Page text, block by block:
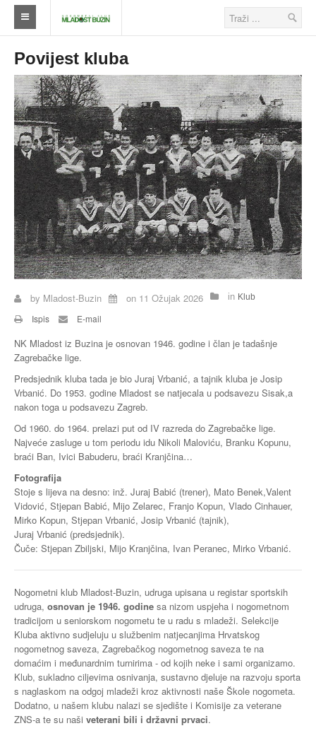
Naslovna
Klub
Škola nogometa
Ostalo
Klub
Novosti
Seniori
Škola nogometa
Veterani
Buzin
Povijest kluba
by Mladost-Buzin on 11 Ožujak 2026 in Klub
Ispis E-mail
NK Mladost iz Buzina je osnovan 1946. godine i član je tadašnje
Zagrebačke lige.
Predsjednik kluba tada je bio Juraj Vrbanić, a tajnik kluba je Josip
Vrbanić. Do 1953. godine Mladost se natjecala u podsavezu Sisak,a
nakon toga u podsavezu Zagreb.
Od 1960. do 1964. prelazi put od IV razreda do Zagrebačke lige.
Najveće zasluge u tom periodu idu Nikoli Maloviću, Branku Kopunu,
braći Ban, Ivici Babuderu, braći Kranjčina…
Fotografija
Stoje s lijeva na desno: inž. Juraj Babić (trener), Mato Benek,Valent
Vidović, Stjepan Babić, Mijo Zelarec, Franjo Kopun, Vlado Cinhauer,
Mirko Kopun, Stjepan Vrbanić, Josip Vrbanić (tajnik),
Juraj Vrbanić (predsjednik).
Čuče: Stjepan Zbiljski, Mijo Kranjčina, Ivan Peranec, Mirko Vrbanić.
Nogometni klub Mladost-Buzin, udruga upisana u registar sportskih
udruga, osnovan je 1946. godine sa nizom uspjeha i nogometnom
tradicijom u seniorskom nogometu te u radu s mladeži. Selekcije
Kluba aktivno sudjeluju u službenim natjecanjima Hrvatskog
nogometnog saveza, Zagrebačkog nogometnog saveza te na
domaćim i međunardnim turnirima - od kojih neke i sami organizamo.
Klub, sukladno ciljevima osnivanja, sustavno djeluje na razvoju sporta
s naglaskom na odgoj mladeži kroz aktivnosti naše Škole nogometa.
Dodatno, u našem klubu nalazi se sjedište i Komisije za veterane
ZNS-a te su naši veterani bili i državni prvaci.